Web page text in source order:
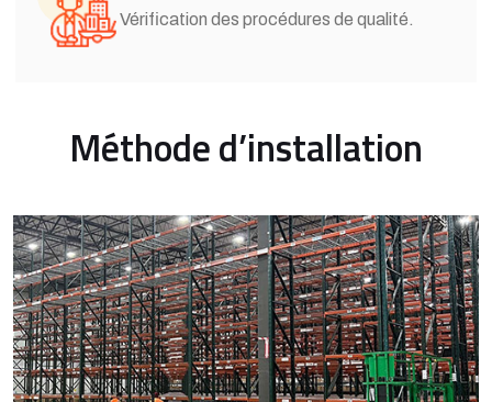
Vérification des procédures de qualité.
Méthode d’installation